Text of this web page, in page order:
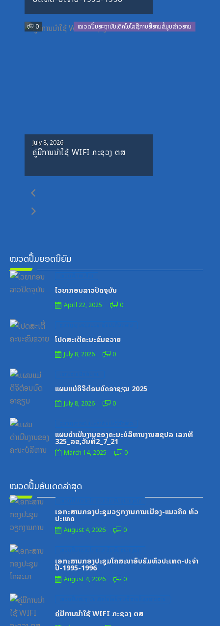
0 ໝວດປື້ມສະຖາບັນເຕັກໂນໂລຊີການສື່ສານຂໍ້ມູນຂ່າວສານ
Posted
on
July 8, 2026
ຄູ່ມືການນຳໃຊ້ WIFI ກະຊວງ ຕສ
ໝວດປື້ມຍອດນິຍົມ
ໄວຍາກອນລາວປັດຈຸບັນ
April 22, 2025 0
ໂປດສະເຕີ້ຄະນະຂົນຂວາຍ
July 8, 2026 0
ແຜນແມ່ດິຈິຕ໋ອນບົດອາຊຽນ 2025
July 8, 2026 0
ແຜນດຳເນີນງານຂອງຄະນະບໍລິຫານງານສຊປລ ເລກທີ
325_ລຂ,ວັນທີ2_7_21
on
March 14, 2025 0
ໝວດປື້ມອັບເດດລ່າສຸດ
ເອກະສານກອງປະຊຸມວຽກງານການເມືອງ-ແນວຄິດ ທົ່ວ
ປະເທດ
on
August 4, 2026 0
ເອກະສານກອງປະຊຸມໂຄສະນາອົບຮົມທົ່ວປະເທດ-ປະຈໍາ
ປີ-1995-1996
on
August 4, 2026 0
ຄູ່ມືການນຳໃຊ້ WIFI ກະຊວງ ຕສ